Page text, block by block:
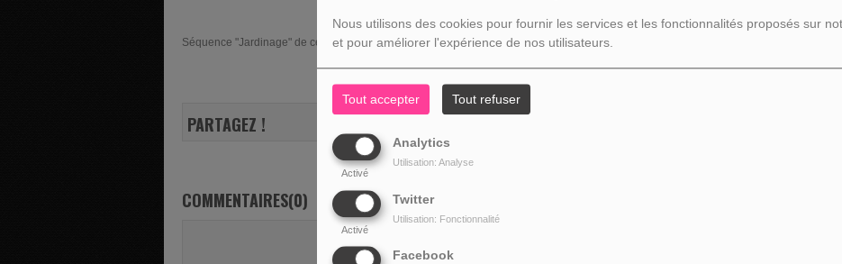
Nous utilisons des cookies pour fournir les services et les fonctionnalités proposés sur
et pour améliorer l'expérience de nos utilisateurs.
Tout accepter Tout refuser
Analytics
Activé
Utilisation: Analyse
Twitter
Activé
Utilisation: Fonctionnalité
Facebook
Séquence "Jardinage" de ce vendredi 29 novembre 2024 avec Frédéric Gabriel
PARTAGEZ !
COMMENTAIRES(0)